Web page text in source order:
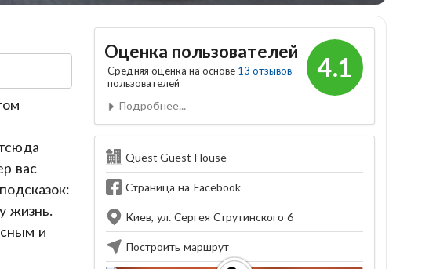
вас
жизнь.
и
4.1
Оценка пользователей
Средняя оценка на основе 13 отзывов
пользователей
Подробнее...
Quest Guest House
Страница на Facebook
Киев, ул. Сергея Струтинского 6
Построить маршрут